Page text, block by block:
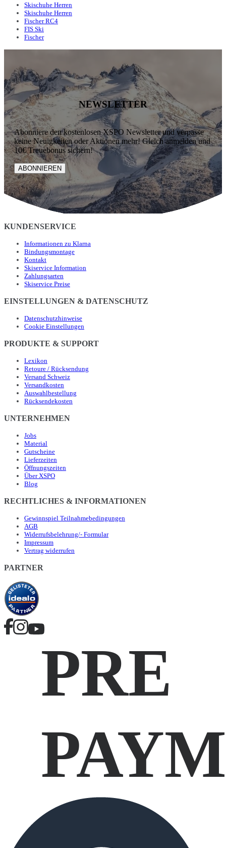
Skischuhe Herren
Skischuhe Herren
Fischer RC4
FIS Ski
Fischer
NEWSLETTER
Abonniere den kostenlosen XSPO Newsletter und verpasse
keine Neuigkeiten oder Aktionen mehr! Gleich anmelden und
10€ Treuebonus sichern!
ABONNIEREN
KUNDENSERVICE
Informationen zu Klarna
Bindungsmontage
Kontakt
Skiservice Information
Zahlungsarten
Skiservice Preise
EINSTELLUNGEN & DATENSCHUTZ
Datenschutzhinweise
Cookie Einstellungen
PRODUKTE & SUPPORT
Lexikon
Retoure / Rücksendung
Versand Schweiz
Versandkosten
Auswahlbestellung
Rücksendekosten
UNTERNEHMEN
Jobs
Material
Gutscheine
Lieferzeiten
Öffnungszeiten
Über XSPO
Blog
RECHTLICHES & INFORMATIONEN
Gewinnspiel Teilnahmebedingungen
AGB
Widerrufsbelehrung/- Formular
Impressum
Vertrag widerrufen
PARTNER